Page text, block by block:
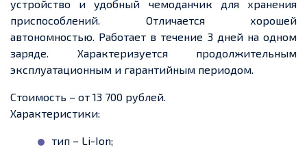
устройство и удобный чемоданчик для хранения
приспособлений. Отличается хорошей
автономностью. Работает в течение 3 дней на одном
заряде. Характеризуется продолжительным
эксплуатационным и гарантийным периодом.
Стоимость – от 13 700 рублей.
Характеристики:
тип – Li-Ion;